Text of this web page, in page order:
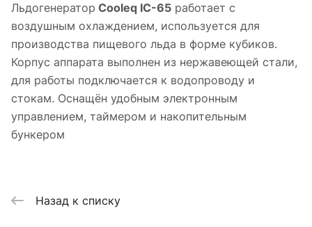
Льдогенератор Cooleq IC-65 работает с
воздушным охлаждением, используется для
производства пищевого льда в форме кубиков.
Корпус аппарата выполнен из нержавеющей стали,
для работы подключается к водопроводу и
стокам. Оснащён удобным электронным
управлением, таймером и накопительным
бункером
Назад к списку